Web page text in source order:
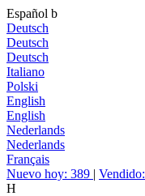
Español b
Deutsch
Deutsch
Deutsch
Italiano
Polski
English
English
Nederlands
Nederlands
Français
Nuevo hoy: 389 |
H